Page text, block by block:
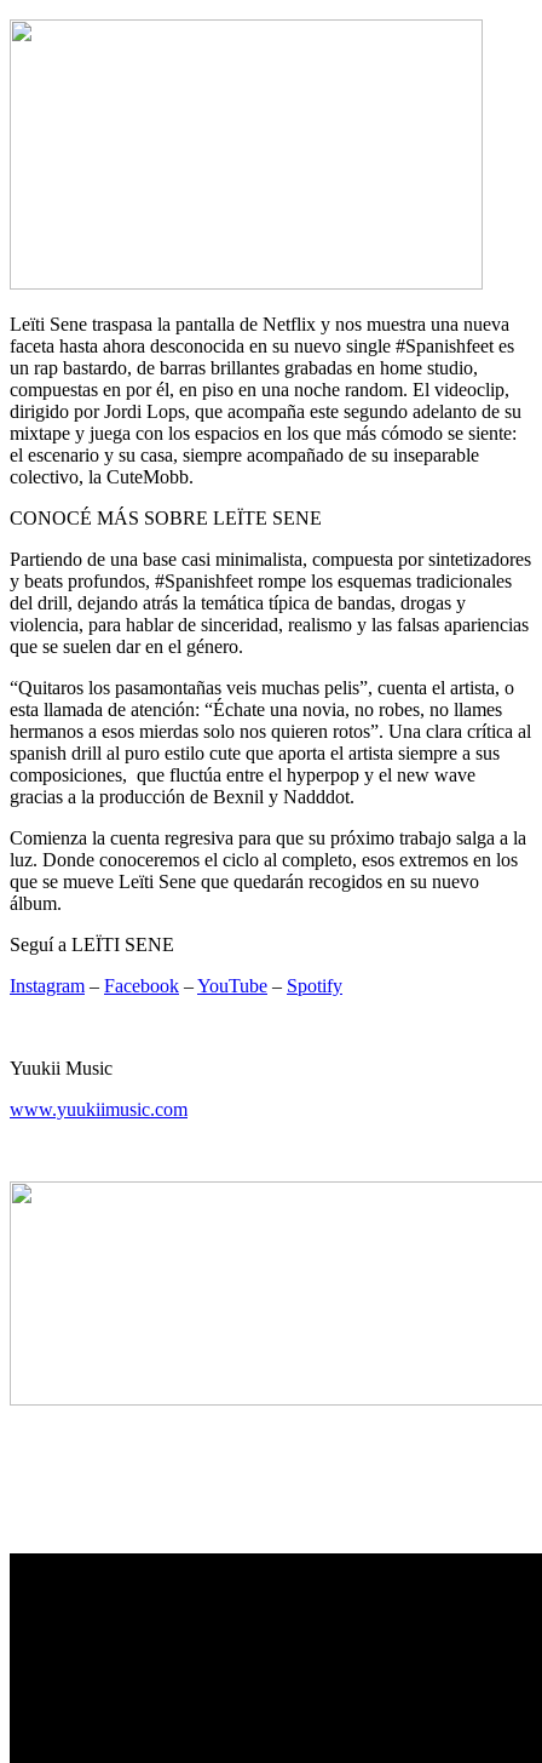
Leïti Sene traspasa la pantalla de Netflix y nos muestra una nueva
faceta hasta ahora desconocida en su nuevo single #Spanishfeet es
un rap bastardo, de barras brillantes grabadas en home studio,
compuestas en por él, en piso en una noche random. El videoclip,
dirigido por Jordi Lops, que acompaña este segundo adelanto de su
mixtape y juega con los espacios en los que más cómodo se siente:
el escenario y su casa, siempre acompañado de su inseparable
colectivo, la CuteMobb.
CONOCÉ MÁS SOBRE LEÏTE SENE
Partiendo de una base casi minimalista, compuesta por sintetizadores
y beats profundos, #Spanishfeet rompe los esquemas tradicionales
del drill, dejando atrás la temática típica de bandas, drogas y
violencia, para hablar de sinceridad, realismo y las falsas apariencias
que se suelen dar en el género.
“Quitaros los pasamontañas veis muchas pelis”, cuenta el artista, o
esta llamada de atención: “Échate una novia, no robes, no llames
hermanos a esos mierdas solo nos quieren rotos”. Una clara crítica al
spanish drill al puro estilo cute que aporta el artista siempre a sus
composiciones, que fluctúa entre el hyperpop y el new wave
gracias a la producción de Bexnil y Nadddot.
Comienza la cuenta regresiva para que su próximo trabajo salga a la
luz. Donde conoceremos el ciclo al completo, esos extremos en los
que se mueve Leïti Sene que quedarán recogidos en su nuevo
álbum.
Seguí a LEÏTI SENE
Instagram – Facebook –YouTube – Spotify
Yuukii Music
www.yuukiimusic.com